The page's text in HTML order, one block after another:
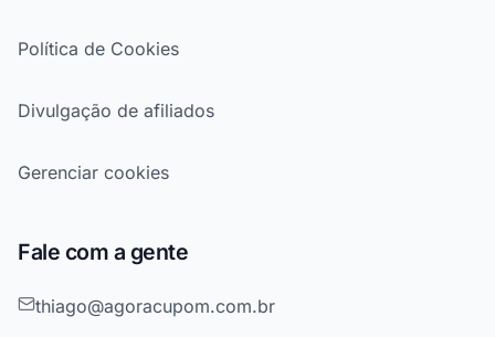
Política de Cookies
Divulgação de afiliados
Gerenciar cookies
Fale com a gente
thiago@agoracupom.com.br